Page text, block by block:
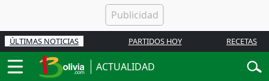
ÚLTIMAS NOTICIAS PARTIDOS HOY RECETAS
ACTUALIDAD